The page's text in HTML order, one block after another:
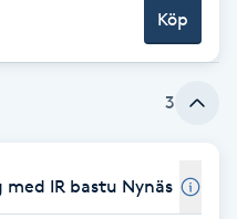
Köp
3
IR bastu Nynäs